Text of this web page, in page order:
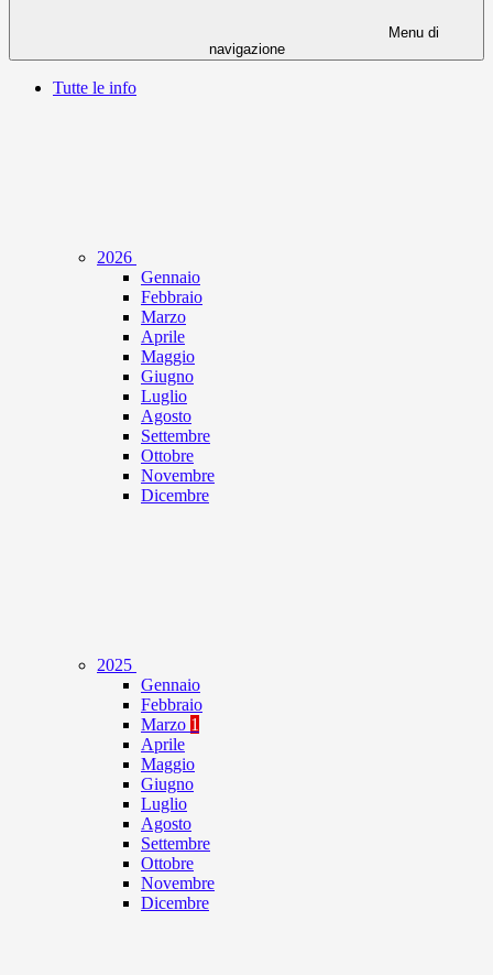
Menu di
navigazione
Tutte le info
2026
Gennaio
Febbraio
Marzo
Aprile
Maggio
Giugno
Luglio
Agosto
Settembre
Ottobre
Novembre
Dicembre
2025
Gennaio
Febbraio
Marzo 1
Aprile
Maggio
Giugno
Luglio
Agosto
Settembre
Ottobre
Novembre
Dicembre